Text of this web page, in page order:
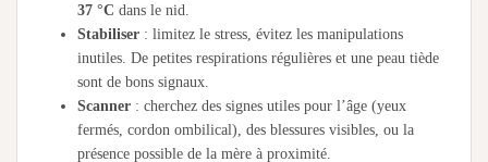
37 °C dans le nid.
Stabiliser : limitez le stress, évitez les manipulations
inutiles. De petites respirations régulières et une peau tiède
sont de bons signaux.
Scanner : cherchez des signes utiles pour l’âge (yeux
fermés, cordon ombilical), des blessures visibles, ou la
présence possible de la mère à proximité.